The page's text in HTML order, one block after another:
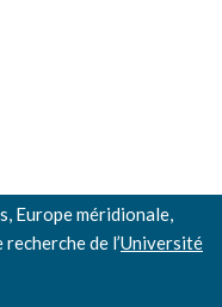
Europe méridionale,
de l’Université